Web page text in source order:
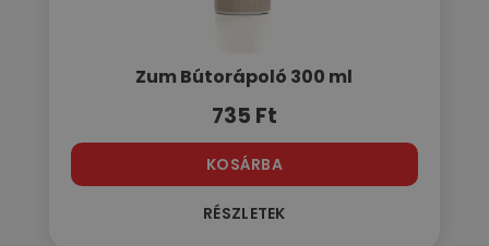
Zum Bútorápoló 300 ml
735 Ft
KOSÁRBA
RÉSZLETEK